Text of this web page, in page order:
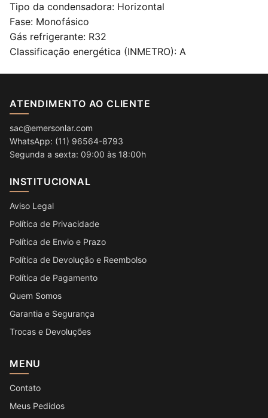
Tipo da condensadora: Horizontal
Fase: Monofásico
Gás refrigerante: R32
Classificação energética (INMETRO): A
ATENDIMENTO AO CLIENTE
sac@emersonlar.com
WhatsApp: (11) 96564-8793
Segunda a sexta: 09:00 às 18:00h
INSTITUCIONAL
Aviso Legal
Política de Privacidade
Política de Envio e Prazo
Política de Devolução e Reembolso
Política de Pagamento
Quem Somos
Garantia e Segurança
Trocas e Devoluções
MENU
Contato
Meus Pedidos